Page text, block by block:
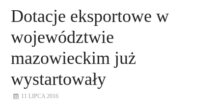
DORADZTWO
PROEXIO
Dotacje eksportowe w
województwie
mazowieckim już
wystartowały
11 LIPCA 2016